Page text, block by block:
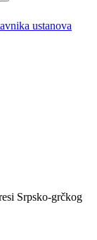
ustanova
Srpsko-grčkog